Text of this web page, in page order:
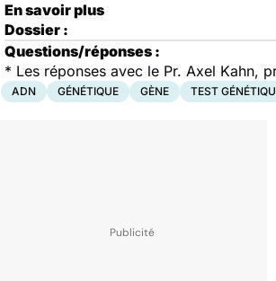
En savoir plus
Dossier :
Questions/réponses :
* Les réponses avec le Pr. Axel Kahn,
ADN GÉNÉTIQUE GÈNE TEST